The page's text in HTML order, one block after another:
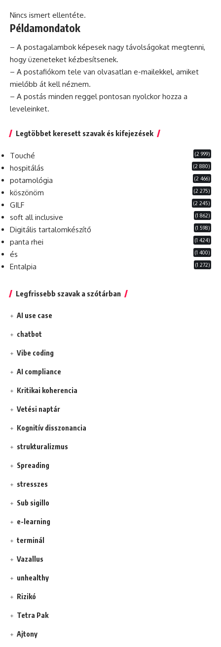
Nincs ismert ellentéte.
Példamondatok
– A postagalambok képesek nagy távolságokat megtenni,
hogy üzeneteket kézbesítsenek.
– A postafiókom tele van olvasatlan e-mailekkel, amiket
mielőbb át kell néznem.
– A postás minden reggel pontosan nyolckor hozza a
leveleinket.
Legtöbbet keresett szavak és kifejezések
Touché (2 999)
hospitálás (2 880)
potamológia (2 466)
köszönöm (2 275)
GILF (2 245)
soft all inclusive (1 862)
Digitális tartalomkészítő (1 598)
panta rhei (1 424)
és (1 400)
Entalpia (1 272)
Legfrissebb szavak a szótárban
AI use case
chatbot
Vibe coding
AI compliance
Kritikai koherencia
Vetési naptár
Kognitív disszonancia
strukturalizmus
Spreading
stresszes
Sub sigillo
e-learning
terminál
Vazallus
unhealthy
Rizikó
Tetra Pak
Ajtony